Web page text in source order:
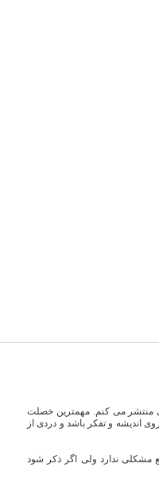
منتشر می کنم. مهمترین خصلت
اندیشه و تفکر باشد و دردی از
مشکلی ندارد ولی اگر ذکر شود